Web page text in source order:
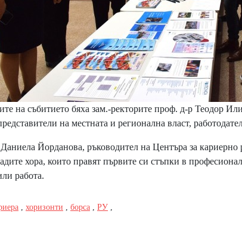
на събитието бяха зам.-ректорите проф. д-р Теодор
на местната и регионална власт,
Йорданова, ръководител на Центъра за кариерно
хора, които правят първите си стъпки в
работа.
хоризонти борса РУ